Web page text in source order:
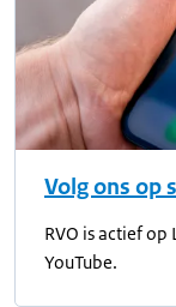
Volg ons op
RVO is actief
YouTube.